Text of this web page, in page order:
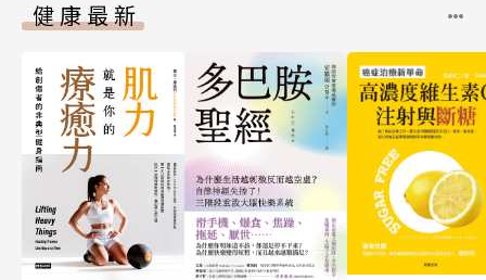
健康最新